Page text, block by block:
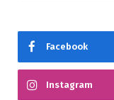
Facebook
Instagram